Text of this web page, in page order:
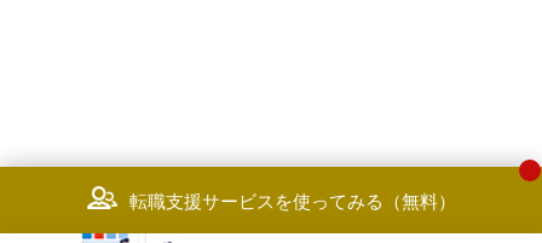
転職支援サービスを使ってみる（無料）